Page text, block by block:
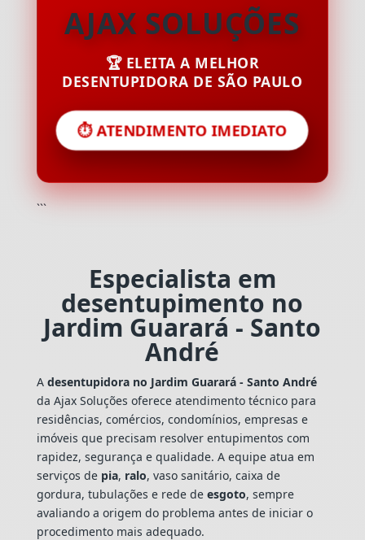
AJAX SOLUÇÕES
🏆 ELEITA A MELHOR
DESENTUPIDORA DE SÃO PAULO
⏱️ ATENDIMENTO IMEDIATO
```
Especialista em
desentupimento no
Jardim Guarará - Santo
André
A desentupidora no Jardim Guarará - Santo André
da Ajax Soluções oferece atendimento técnico para
residências, comércios, condomínios, empresas e
imóveis que precisam resolver entupimentos com
rapidez, segurança e qualidade. A equipe atua em
serviços de pia, ralo, vaso sanitário, caixa de
gordura, tubulações e rede de esgoto, sempre
avaliando a origem do problema antes de iniciar o
procedimento mais adequado.